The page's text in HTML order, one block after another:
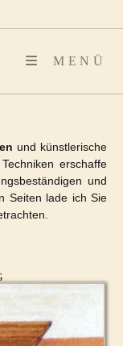
MENÜ
und künstlerische
erschaffe
und
Seiten lade ich Sie